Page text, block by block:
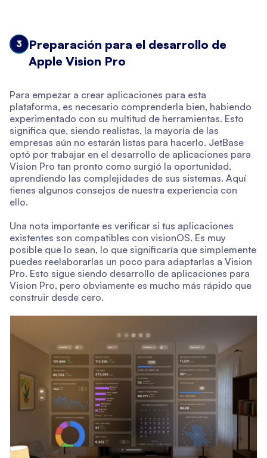
3
Preparación para el desarrollo de
Apple Vision Pro
Para empezar a crear aplicaciones para esta
plataforma, es necesario comprenderla bien, habiendo
experimentado con su multitud de herramientas. Esto
significa que, siendo realistas, la mayoría de las
empresas aún no estarán listas para hacerlo. JetBase
optó por trabajar en el desarrollo de aplicaciones para
Vision Pro tan pronto como surgió la oportunidad,
aprendiendo las complejidades de sus sistemas. Aquí
tienes algunos consejos de nuestra experiencia con
ello.
Una nota importante es verificar si tus aplicaciones
existentes son compatibles con visionOS. Es muy
posible que lo sean, lo que significaría que simplemente
puedes reelaborarlas un poco para adaptarlas a Vision
Pro. Esto sigue siendo desarrollo de aplicaciones para
Vision Pro, pero obviamente es mucho más rápido que
construir desde cero.